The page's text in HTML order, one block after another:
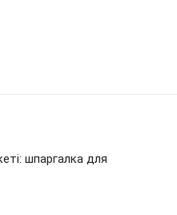
шпаргалка для